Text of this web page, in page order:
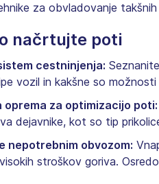
za obvladovanje
načrtujte poti
cestninjenja:
vozil in kakšne so
oprema za optimizacijo poti:
dejavnike, kot so tip
nepotrebnim obvozom:
stroškov goriva.